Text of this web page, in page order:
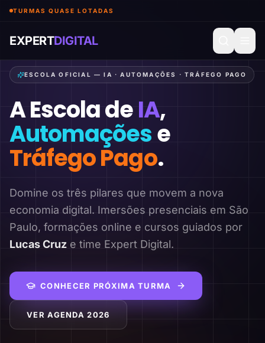
TURMAS QUASE LOTADAS
EXPERTDIGITAL
ESCOLA OFICIAL — IA · AUTOMAÇÕES · TRÁFEGO PAGO
A Escola deIA,
Automaçõese
Tráfego Pago.
Domine os três pilares que movem a nova
economia digital. Imersões presenciais em São
Paulo, formações online e cursos guiados por
Lucas Cruz e time Expert Digital.
CONHECER PRÓXIMA TURMA
VER AGENDA 2026